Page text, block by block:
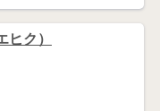
ク）